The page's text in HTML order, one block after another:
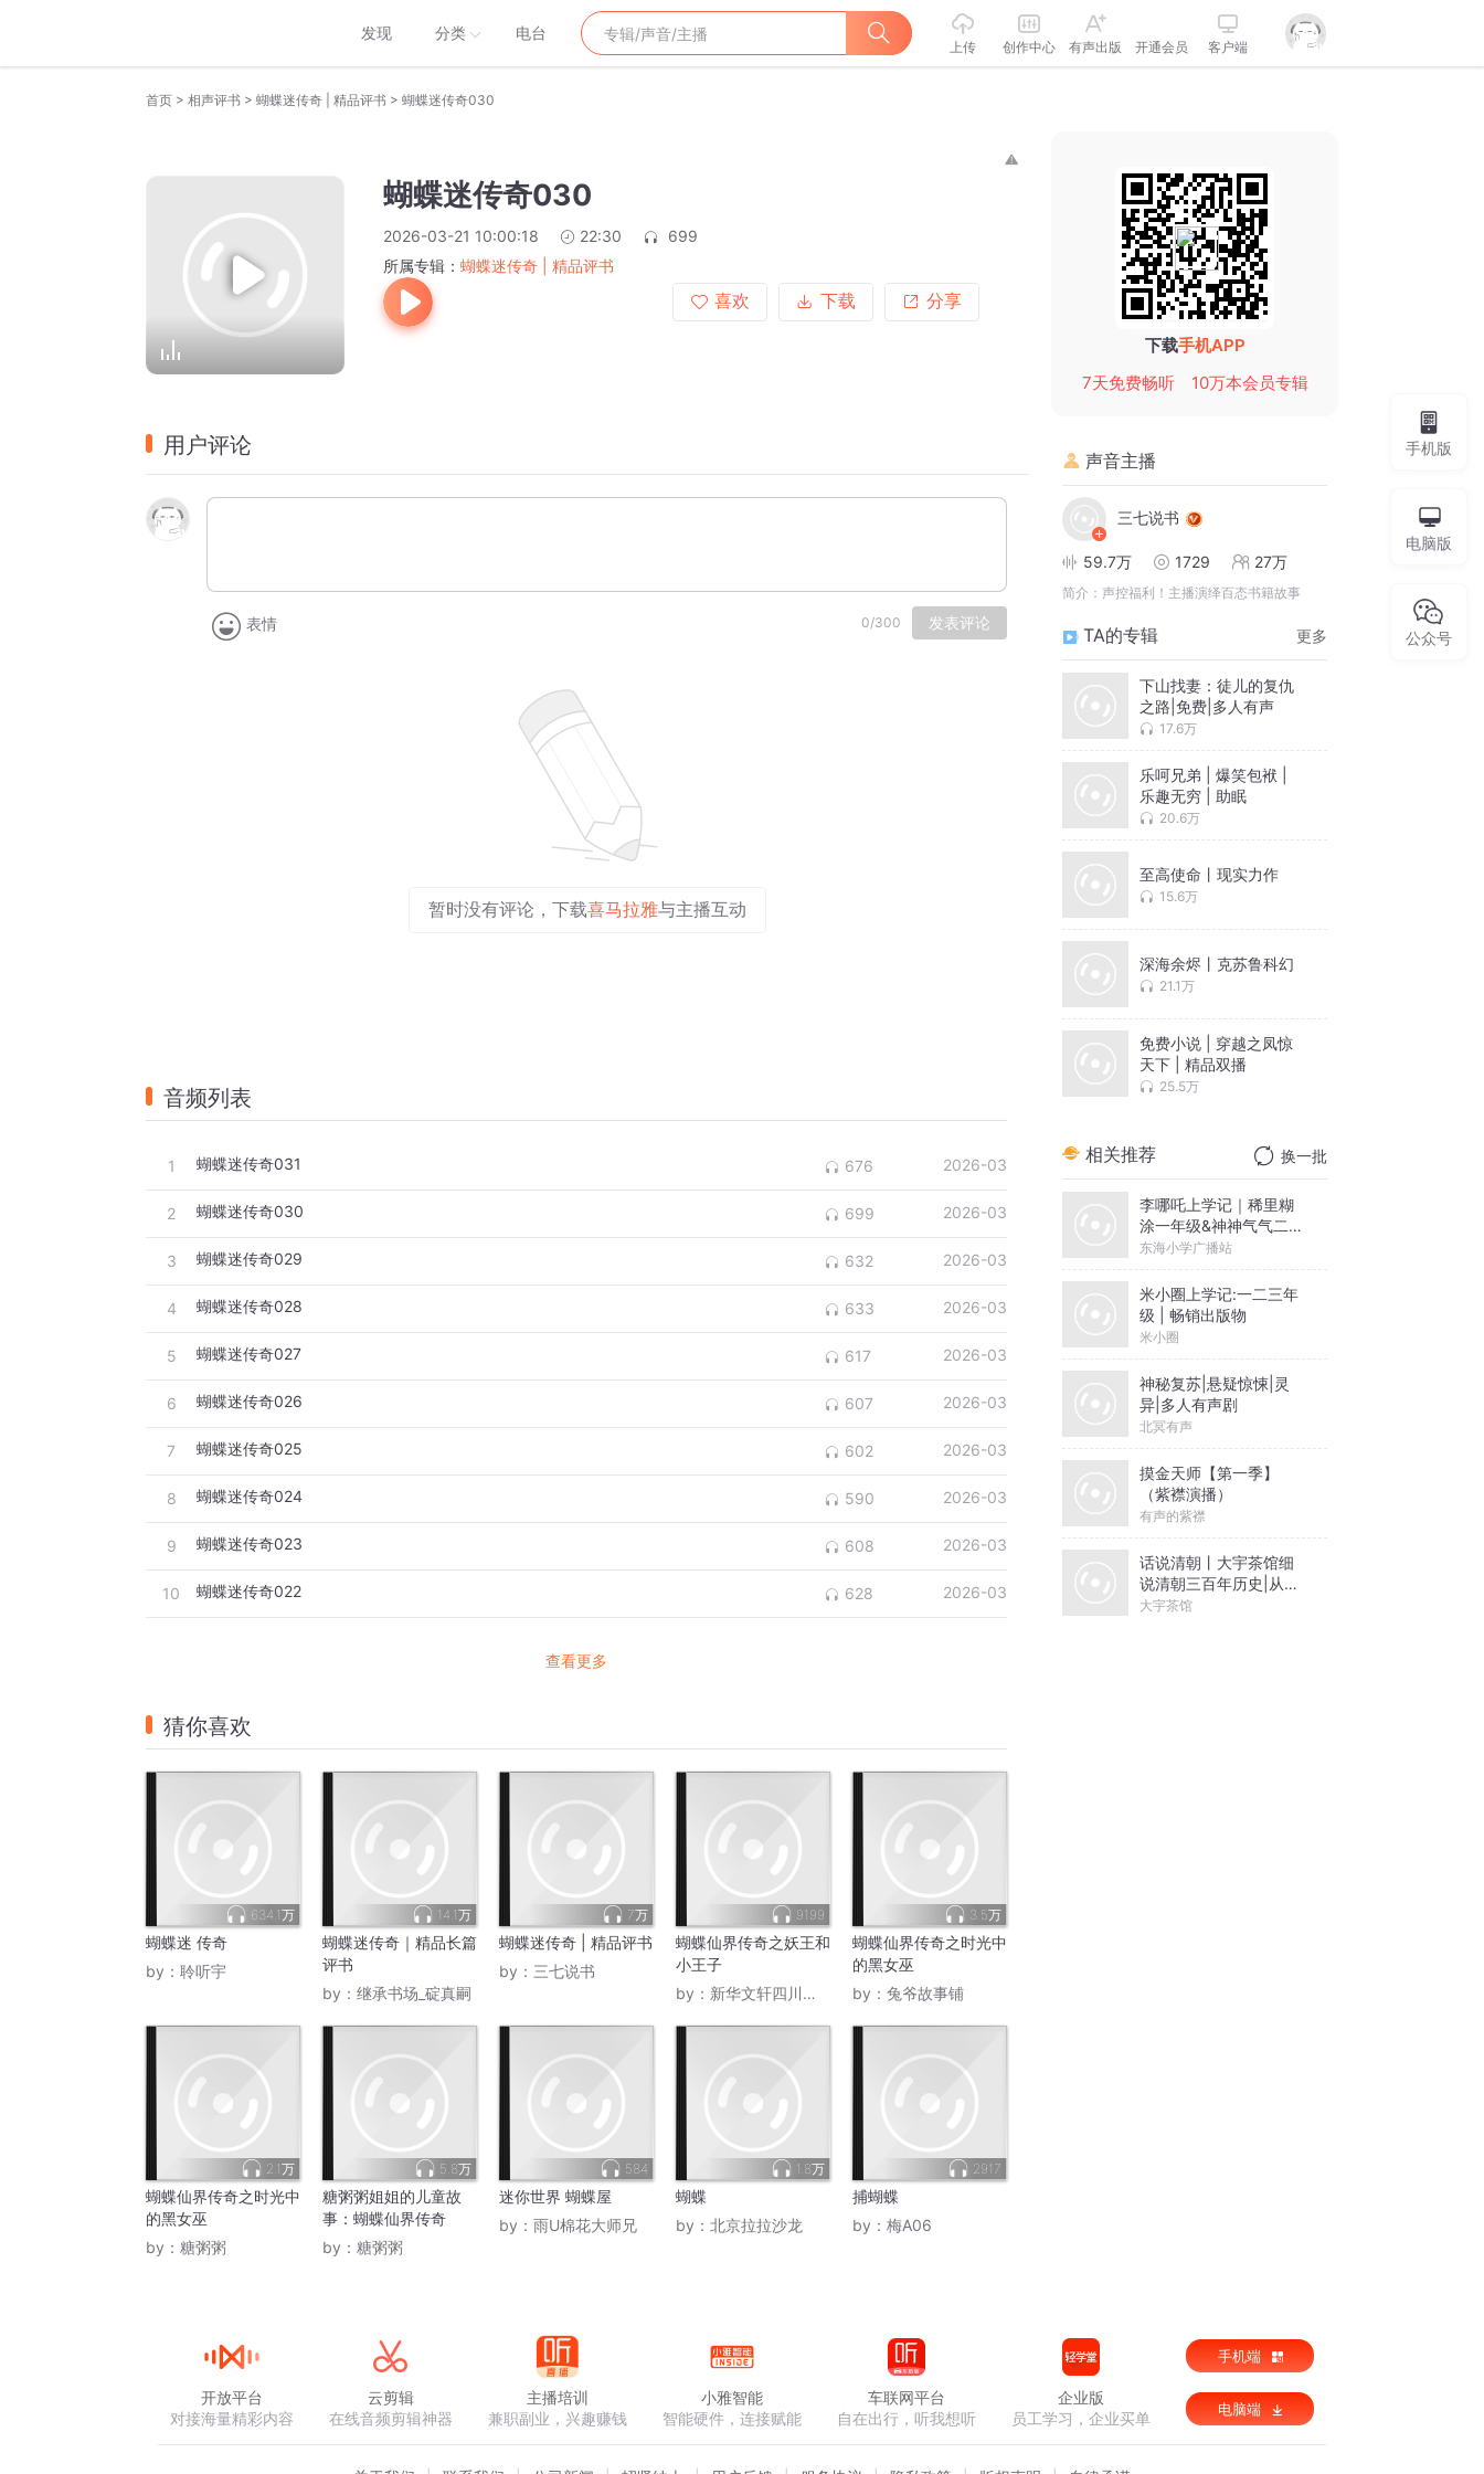
发现 分类 电台
上传 创作中心 有声出版 开通会员 客户端
首页 > 相声评书 > 蝴蝶迷传奇 | 精品评书 > 蝴蝶迷传奇030
蝴蝶迷传奇030
2026-03-21 10:00:18 22:30
699
所属专辑： 蝴蝶迷传奇 | 精品评书
喜欢
下载 分享
用户评论
表情 0/300 发表评论
暂时没有评论，下载喜马拉雅与主播互动
音频列表
1 蝴蝶迷传奇031 676 2026-03
2 蝴蝶迷传奇030 699 2026-03
3 蝴蝶迷传奇029 632 2026-03
4 蝴蝶迷传奇028 633 2026-03
5 蝴蝶迷传奇027 617 2026-03
6 蝴蝶迷传奇026 607 2026-03
7 蝴蝶迷传奇025 602 2026-03
8 蝴蝶迷传奇024 590 2026-03
9 蝴蝶迷传奇023 608 2026-03
10 蝴蝶迷传奇022 628 2026-03
查看更多
猜你喜欢
634.1万
蝴蝶迷 传奇
by： 聆听宇
14.1万
蝴蝶迷传奇｜精品长篇
评书
by： 继承书场_碇真嗣
7万
蝴蝶迷传奇 | 精品评书
by： 三七说书
9199
蝴蝶仙界传奇之妖王和
小王子
by： 新华文轩四川数字出版
3.5万
蝴蝶仙界传奇之时光中
的黑女巫
by： 兔爷故事铺
2.1万
蝴蝶仙界传奇之时光中
的黑女巫
by： 糖粥粥
5.8万
糖粥粥姐姐的儿童故
事：蝴蝶仙界传奇
by： 糖粥粥
584
迷你世界 蝴蝶屋
by： 雨U棉花大师兄
1.8万
蝴蝶
by： 北京拉拉沙龙
2917
捕蝴蝶
by： 梅A06
下载手机APP
7天免费畅听
10万本会员专辑
声音主播
三七说书
59.7万 1729 27万
简介： 声控福利！主播演绎百态书籍故事
TA的专辑 更多
下山找妻：徒儿的复仇
之路|免费|多人有声
17.6万
乐呵兄弟 | 爆笑包袱 |
乐趣无穷 | 助眠
20.6万
至高使命丨现实力作
15.6万
深海余烬丨克苏鲁科幻
21.1万
免费小说 | 穿越之凤惊
天下 | 精品双播
25.5万
相关推荐 换一批
李哪吒上学记｜稀里糊
涂一年级&神神气气二年
级
东海小学广播站
米小圈上学记:一二三年
级 | 畅销出版物
米小圈
神秘复苏|悬疑惊悚|灵
异|多人有声剧
北冥有声
摸金天师【第一季】
（紫襟演播）
有声的紫襟
话说清朝丨大宇茶馆细
说清朝三百年历史|从努
尔哈赤到末代皇帝溥仪|
大宇茶馆
手机版
电脑版
公众号
开放平台
对接海量精彩内容
云剪辑
在线音频剪辑神器
主播培训
兼职副业，兴趣赚钱
小雅智能
智能硬件，连接赋能
车联网平台
自在出行，听我想听
企业版
员工学习，企业买单
手机端
电脑端